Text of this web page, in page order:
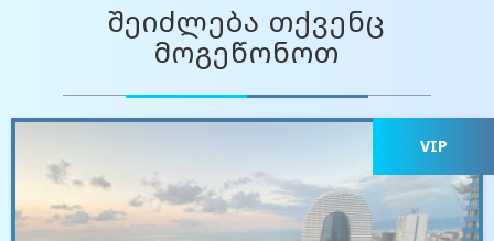
შეიძლება თქვენც
მოგეწონოთ
VIP